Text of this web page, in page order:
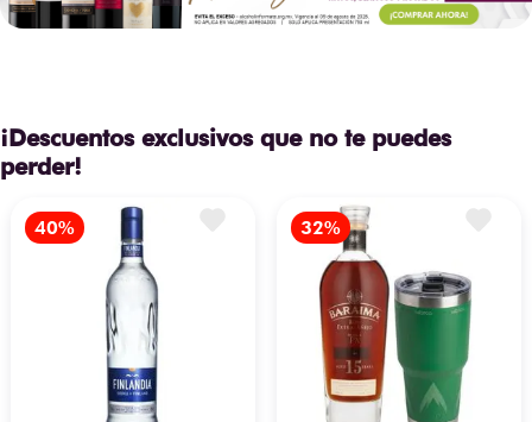
¡Descuentos exclusivos que no te puedes
perder!